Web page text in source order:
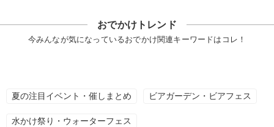
おでかけトレンド
今みんなが気になっているおでかけ関連キーワードはコレ！
夏の注目イベント・催しまとめ ビアガーデン・ビアフェス
水かけ祭り・ウォーターフェス